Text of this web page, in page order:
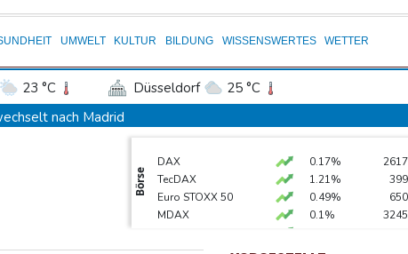
UMWELT KULTUR BILDUNG WISSENSWERTES WETTER
23 °C Düsseldorf
25 °C
Leipzig 30 °C
Bremen
Wien
nach Madrid
wie in Dürrejahren 2018 und 2022
zerstückelt: Mann muss in Psychiatrie
Börse
DAX 0.17%
TecDAX
1.21%
Euro STOXX 50
0.49%
MDAX
0.1%
Goldpreis
0.36%